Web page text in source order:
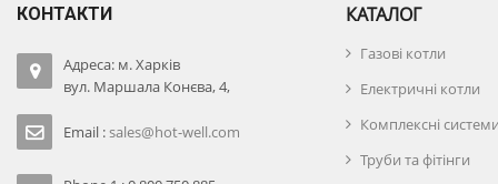
КОНТАКТИ
Адреса: м. Харків
вул. Маршала Конєва, 4,
Email :sales@hot-well.com
КАТАЛОГ
Газові котли
Електричні котли
Комплексні системи
Труби та фітінги